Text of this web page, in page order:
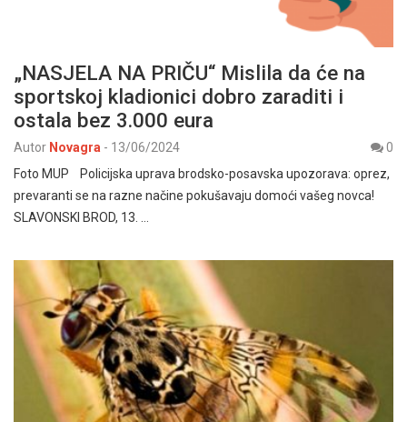
„NASJELA NA PRIČU“ Mislila da će na
sportskoj kladionici dobro zaraditi i
ostala bez 3.000 eura
Autor Novagra - 13/06/2024
0
Foto MUP Policijska uprava brodsko-posavska upozorava: oprez,
prevaranti se na razne načine pokušavaju domoći vašeg novca!
SLAVONSKI BROD, 13. …